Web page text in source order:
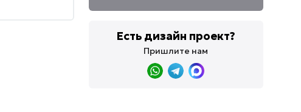
Есть дизайн проект?
Пришлите нам